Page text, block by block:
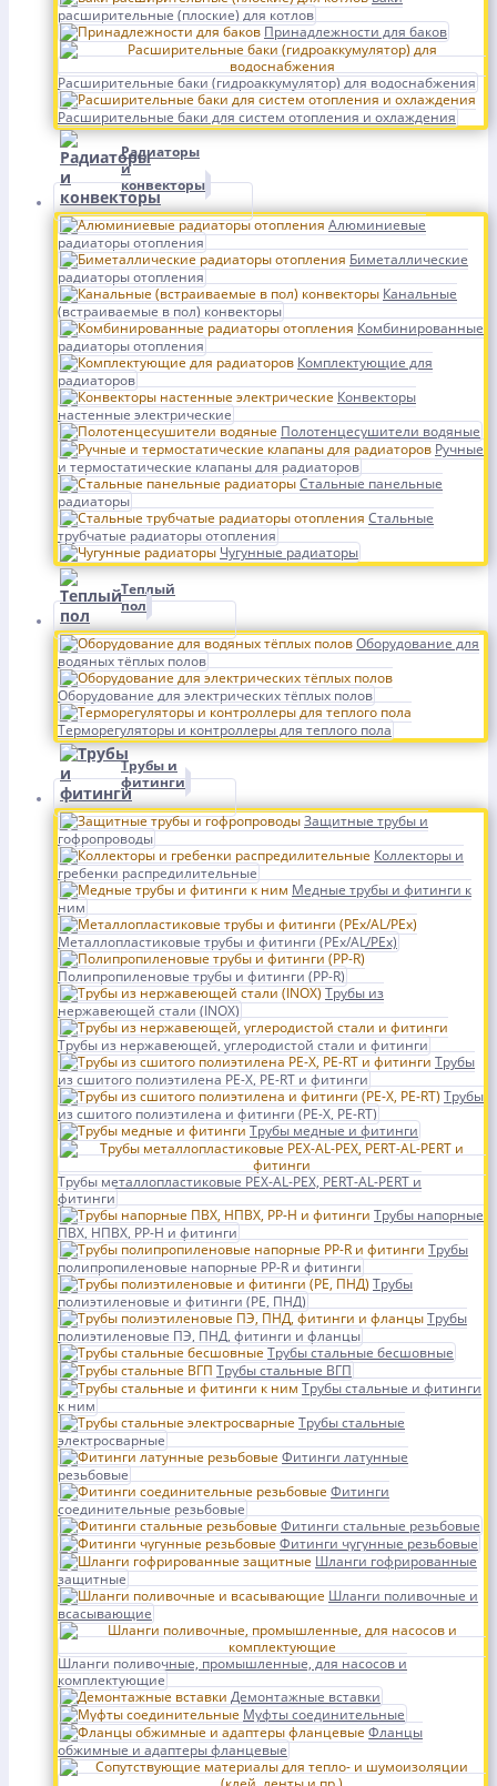
расширительные (плоские) для котлов
Принадлежности для баков
Расширительные баки (гидроаккумулятор) для водоснабжения
Расширительные баки для систем отопления и охлаждения
Радиаторы
и
конвекторы
Алюминиевые
радиаторы отопления
Биметаллические
радиаторы отопления
Канальные
(встраиваемые в пол) конвекторы
Комбинированные
радиаторы отопления
Комплектующие для
радиаторов
Конвекторы
настенные электрические
Полотенцесушители водяные
Ручные
и термостатические клапаны для радиаторов
Стальные панельные
радиаторы
Стальные
трубчатые радиаторы отопления
Чугунные радиаторы
Теплый
пол
Оборудование для
водяных тёплых полов
Оборудование для электрических тёплых полов
Терморегуляторы и контроллеры для теплого пола
Трубы и
фитинги
Защитные трубы и
гофропроводы
Коллекторы и
гребенки распредилительные
Медные трубы и фитинги к
ним
Металлопластиковые трубы и фитинги (PEx/AL/PEx)
Полипропиленовые трубы и фитинги (PP-R)
Трубы из
нержавеющей стали (INOX)
Трубы из нержавеющей, углеродистой стали и фитинги
Трубы
из сшитого полиэтилена PE-X, PE-RT и фитинги
Трубы
из сшитого полиэтилена и фитинги (PE-X, PE-RT)
Трубы медные и фитинги
Трубы металлопластиковые PEX-AL-PEX, PERT-AL-PERT и
фитинги
Трубы напорные
ПВХ, НПВХ, PP-H и фитинги
Трубы
полипропиленовые напорные PP-R и фитинги
Трубы
полиэтиленовые и фитинги (PE, ПНД)
Трубы
полиэтиленовые ПЭ, ПНД, фитинги и фланцы
Трубы стальные бесшовные
Трубы стальные ВГП
Трубы стальные и фитинги
к ним
Трубы стальные
электросварные
Фитинги латунные
резьбовые
Фитинги
соединительные резьбовые
Фитинги стальные резьбовые
Фитинги чугунные резьбовые
Шланги гофрированные
защитные
Шланги поливочные и
всасывающие
Шланги поливочные, промышленные, для насосов и
комплектующие
Демонтажные вставки
Муфты соединительные
Фланцы
обжимные и адаптеры фланцевые